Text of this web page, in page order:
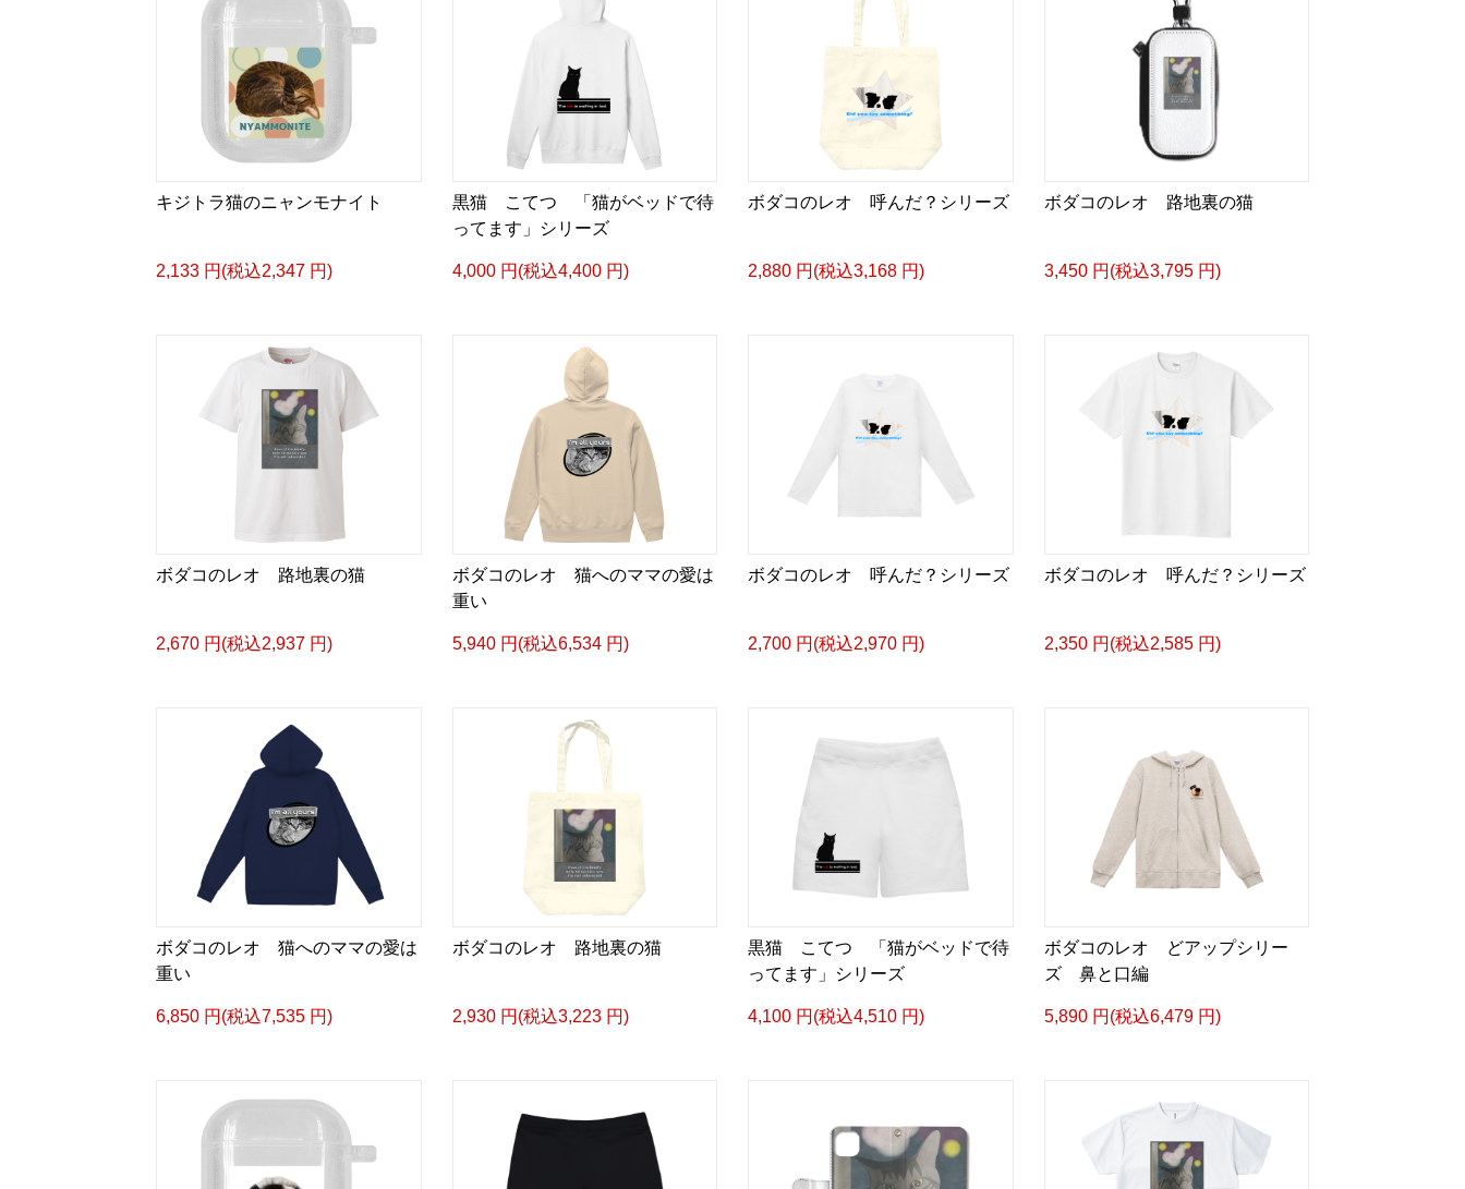
キジトラ猫のニャンモナイト
2,133 円(税込2,347 円)
黒猫 こてつ 「猫がベッドで待
ってます」シリーズ
4,000 円(税込4,400 円)
ボダコのレオ 呼んだ？シリーズ
2,880 円(税込3,168 円)
ボダコのレオ 路地裏の猫
3,450 円(税込3,795 円)
ボダコのレオ 路地裏の猫
2,670 円(税込2,937 円)
ボダコのレオ 猫へのママの愛は
重い
5,940 円(税込6,534 円)
ボダコのレオ 呼んだ？シリーズ
2,700 円(税込2,970 円)
ボダコのレオ 呼んだ？シリーズ
2,350 円(税込2,585 円)
ボダコのレオ 猫へのママの愛は
重い
6,850 円(税込7,535 円)
ボダコのレオ 路地裏の猫
2,930 円(税込3,223 円)
黒猫 こてつ 「猫がベッドで待
ってます」シリーズ
4,100 円(税込4,510 円)
ボダコのレオ どアップシリー
ズ 鼻と口編
5,890 円(税込6,479 円)